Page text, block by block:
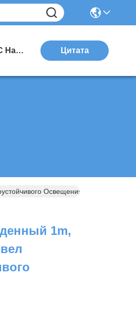
Свяжитесь С Нами Цитата
Освещения
1m,